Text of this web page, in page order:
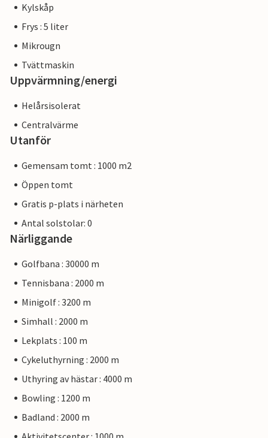
Kylskåp
Frys : 5 liter
Mikrougn
Tvättmaskin
Uppvärmning/energi
Helårsisolerat
Centralvärme
Utanför
Gemensam tomt : 1000 m2
Öppen tomt
Gratis p-plats i närheten
Antal solstolar: 0
Närliggande
Golfbana : 30000 m
Tennisbana : 2000 m
Minigolf : 3200 m
Simhall : 2000 m
Lekplats : 100 m
Cykeluthyrning : 2000 m
Uthyring av hästar : 4000 m
Bowling : 1200 m
Badland : 2000 m